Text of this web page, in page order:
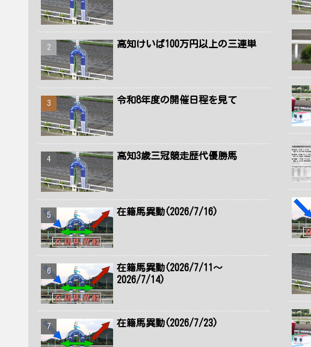
高知けいば100万円以上の三連単
令和8年度の開催日程を見て
高知3歳三冠競走歴代優勝馬
在籍馬異動(2026/7/16)
在籍馬異動(2026/7/11～
2026/7/14)
在籍馬異動(2026/7/23)